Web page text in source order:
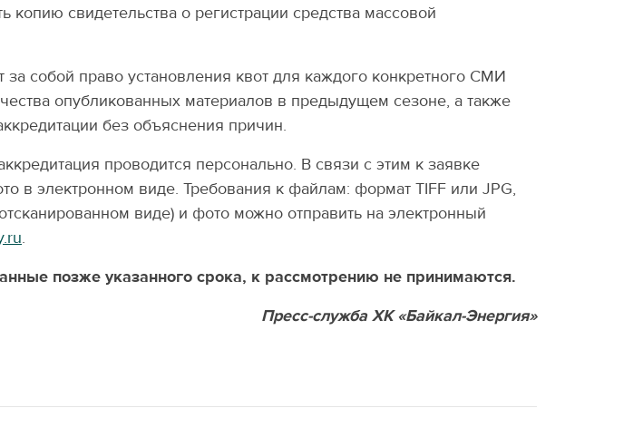
копию свидетельства о регистрации средства массовой
за собой право установления квот для каждого конкретного СМИ
опубликованных материалов в предыдущем сезоне, а также
без объяснения причин.
проводится персонально. В связи с этим к заявке
в электронном виде. Требования к файлам: формат TIFF или JPG,
виде) и фото можно отправить на электронный
.
позже указанного срока, к рассмотрению не принимаются.
Пресс-служба ХК «Байкал-Энергия»